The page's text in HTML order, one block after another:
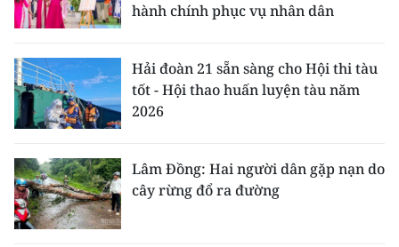
hành chính phục vụ nhân dân
Hải đoàn 21 sẵn sàng cho Hội thi tàu
tốt - Hội thao huấn luyện tàu năm
2026
Lâm Đồng: Hai người dân gặp nạn do
cây rừng đổ ra đường